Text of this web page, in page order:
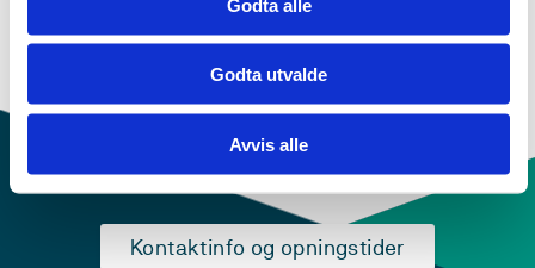
Godta alle
Godta utvalde
Avvis alle
Kontaktinfo og opningstider